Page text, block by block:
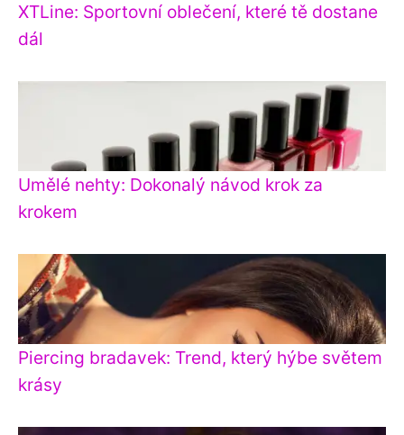
XTLine: Sportovní oblečení, které tě dostane
dál
Umělé nehty: Dokonalý návod krok za
krokem
Piercing bradavek: Trend, který hýbe světem
krásy